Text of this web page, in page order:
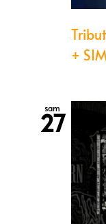
+
sam
27